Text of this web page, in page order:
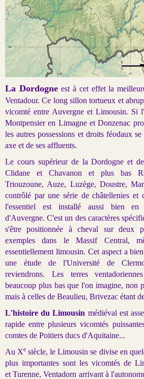
La Dordogneest à cet effet la
Ventadour. Ce long sillon tortueux et
vicomté entre Auvergne et Limousin. Si
Montpensier en Limagne et Donzenac
les autres possessions et droits féodaux
axe et de ses affluents.
Le cours supérieur de la Dordogne et
Clidane et Chavanon et plus bas
Triouzoune, Auze, Luzège, Doustre,
contrôlé par une série de châtellenies et
l'essentiel est installé aussi bien
d'Auvergne. C'est un des caractères
s'être positionnée à cheval sur deux
exemples dans le Massif Central,
essentiellement limousin. Cet aspect a
une étude de l'Université de
reviendrons. Les terres
beaucoup plus bas que l'on imagine, non
mais à celles de Beaulieu, Brivezac étant
L'histoire du Limousin médiéval est
rapide entre plusieurs vicomtés
comtes de Poitiers ducs d'Aquitaine...
Au Xe siècle, le Limousin se divise en
plus importantes sont les vicomtés de
et Turenne, Ventadorn arrivant à